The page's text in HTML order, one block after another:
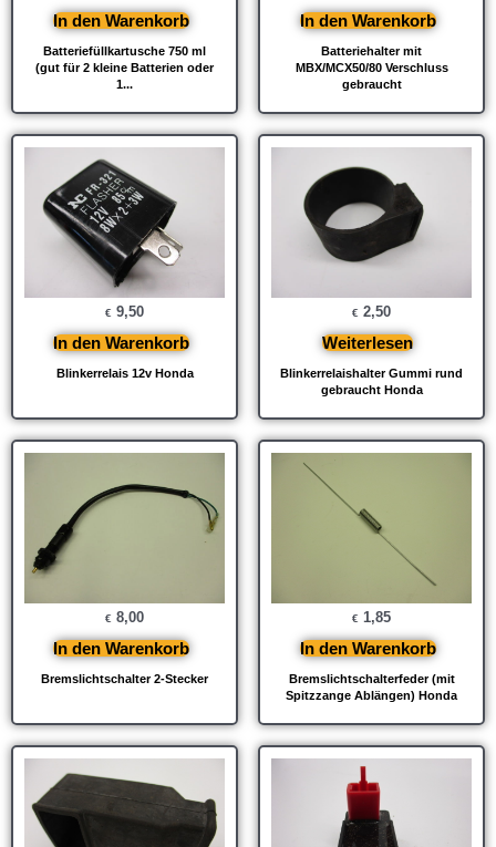
Batteriefüllkartusche 750 ml
(gut für 2 kleine Batterien oder
1...
In den Warenkorb
Batteriehalter mit
MBX/MCX50/80 Verschluss
gebraucht
In den Warenkorb
Blinkerrelais 12v Honda
€ 9,50
In den Warenkorb
Blinkerrelaishalter Gummi rund
gebraucht Honda
€ 2,50
Weiterlesen
Bremslichtschalter 2-Stecker
€ 8,00
In den Warenkorb
Bremslichtschalterfeder (mit
Spitzzange Ablängen) Honda
€ 1,85
In den Warenkorb